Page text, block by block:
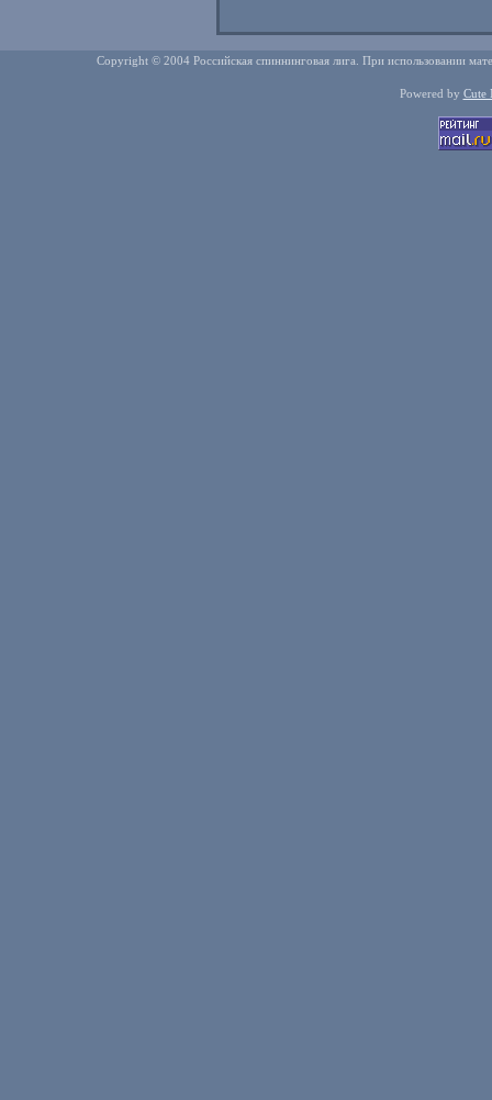
Copyright © 2004 Российская спиннинговая лига. При использовании
Powered by Cute